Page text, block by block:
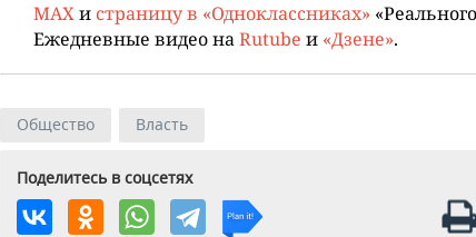
MAX и страницу в «Одноклассниках»
Ежедневные видео на Rutube и «Дзене».
Общество Власть
Поделитесь в соцсетях